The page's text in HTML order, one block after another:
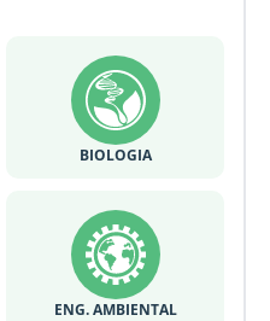
BIOLOGIA
ENG. AMBIENTAL